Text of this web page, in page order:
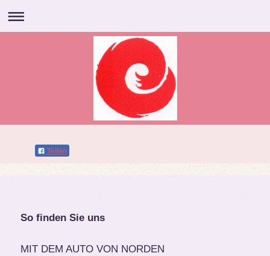
Teilen
So finden Sie uns
MIT DEM AUTO VON NORDEN